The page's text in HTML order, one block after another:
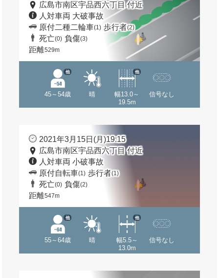
広島市南区宇品西六丁目 付近
人対車両 大破事故
原付二種二輪車(1) 歩行者(2)
死亡(0) 負傷(3)
距離529m
45～54歳
他
晴
幅13.0～
19.5m
他
信号なし
2021年3月15日(月)19:15
広島市南区宇品西六丁目 付近
人対車両 小破事故
原付自転車(1) 歩行者(1)
死亡(0) 負傷(2)
距離547m
55～64歳
他
晴
幅5.5～
13.0m
他
信号なし